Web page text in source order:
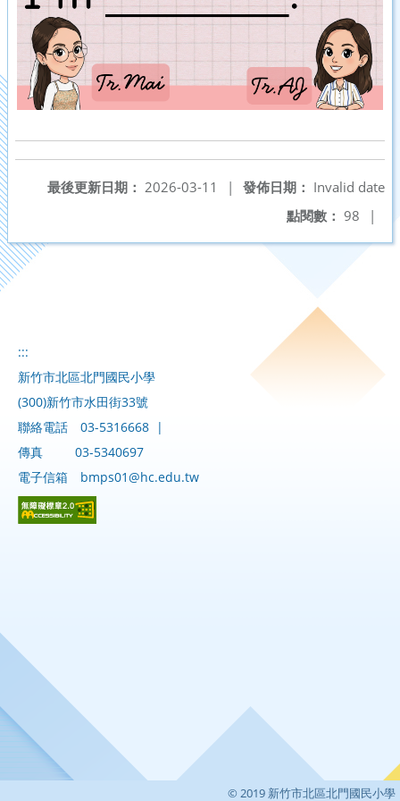
發佈日期： Invalid date
最後更新日期： 2026-03-11
|
點閱數： 98 |
:::
新竹市北區北門國民小學
(300)新竹市水田街33號
聯絡電話
03-5316668 |
傳真
03-5340697
電子信箱
bmps01@hc.edu.tw
© 2019 新竹市北區北門國民小學